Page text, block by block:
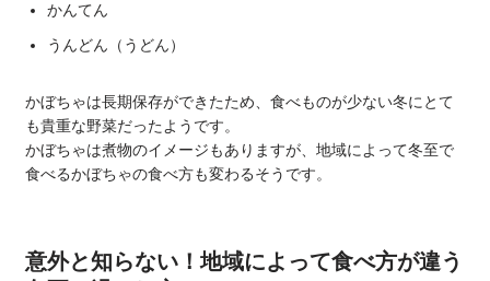
かんてん
うんどん（うどん）
かぼちゃは長期保存ができたため、食べものが少ない冬にとて
も貴重な野菜だったようです。
かぼちゃは煮物のイメージもありますが、地域によって冬至で
食べるかぼちゃの食べ方も変わるそうです。
意外と知らない！地域によって食べ方が違う